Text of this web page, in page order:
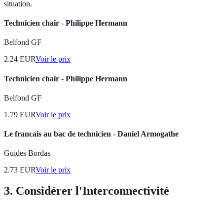
situation.
Technicien chair - Philippe Hermann
Belfond GF
2.24 EURVoir le prix
Technicien chair - Philippe Hermann
Belfond GF
1.79 EURVoir le prix
Le francais au bac de technicien - Daniel Armogathe
Guides Bordas
2.73 EURVoir le prix
3. Considérer l'Interconnectivité